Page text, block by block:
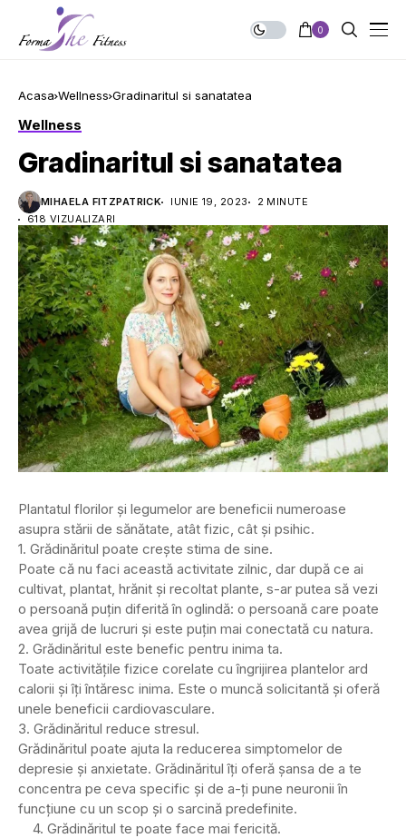
0
Acasa Wellness Gradinaritul si sanatatea
Wellness
Gradinaritul si sanatatea
MIHAELA FITZPATRICK IUNIE 19, 2023
2 MINUTE
618 VIZUALIZARI
Plantatul florilor și legumelor are beneficii numeroase
asupra stării de sănătate, atât fizic, cât și psihic.
1. Grădinăritul poate crește stima de sine.
Poate că nu faci această activitate zilnic, dar după ce ai
cultivat, plantat, hrănit și recoltat plante, s-ar putea să vezi
o persoană puțin diferită în oglindă: o persoană care poate
avea grijă de lucruri și este puțin mai conectată cu natura.
2. Grădinăritul este benefic pentru inima ta.
Toate activitățile fizice corelate cu îngrijirea plantelor ard
calorii și îți întăresc inima. Este o muncă solicitantă și oferă
unele beneficii cardiovasculare.
3. Grădinăritul reduce stresul.
Grădinăritul poate ajuta la reducerea simptomelor de
depresie și anxietate. Grădinăritul îți oferă șansa de a te
concentra pe ceva specific și de a-ți pune neuronii în
funcțiune cu un scop și o sarcină predefinite.
4. Grădinăritul te poate face mai fericită.